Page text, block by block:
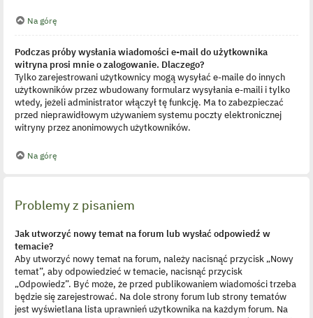
Na górę
Podczas próby wysłania wiadomości e-mail do użytkownika
witryna prosi mnie o zalogowanie. Dlaczego?
Tylko zarejestrowani użytkownicy mogą wysyłać e-maile do innych
użytkowników przez wbudowany formularz wysyłania e-maili i tylko
wtedy, jeżeli administrator włączył tę funkcję. Ma to zabezpieczać
przed nieprawidłowym używaniem systemu poczty elektronicznej
witryny przez anonimowych użytkowników.
Na górę
Problemy z pisaniem
Jak utworzyć nowy temat na forum lub wysłać odpowiedź w
temacie?
Aby utworzyć nowy temat na forum, należy nacisnąć przycisk „Nowy
temat”, aby odpowiedzieć w temacie, nacisnąć przycisk
„Odpowiedz”. Być może, że przed publikowaniem wiadomości trzeba
będzie się zarejestrować. Na dole strony forum lub strony tematów
jest wyświetlana lista uprawnień użytkownika na każdym forum. Na